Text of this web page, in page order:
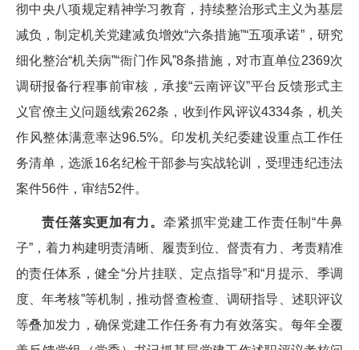
彻中央八项规定精神学习教育，持续整治形式主义为基层
减负，制定机关党建减负增效“六条措施”“五项承诺”，研究
细化整治“机关病”“衙门作风”8条措施，对市直单位2369次
调研报备行程事前审核，承接“云南评议”平台反馈形式主
义官僚主义问题线索262条，收到作风评议4334条，机关
作风整体满意率达96.5%。印发机关纪委建设重点工作任
务清单，选派16名纪检干部参与实战轮训，受理违纪违法
案件56件，审结52件。
责任落实更加有力。 牵紧抓牢党建工作责任制“牛鼻
子”，着力构建明责清晰、履责到位、督责有力、考责精准
的责任体系，健全“分片挂联、定点指导”和“月提示、季调
度、年考核”等机制，推动督查检查、调研指导、述职评议
等叠加发力，确保党建工作任务有力有效落实。每年全覆